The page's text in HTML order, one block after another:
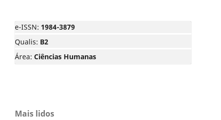
e-ISSN: 1984-3879
Qualis: B2
Área: Ciências Humanas
Mais lidos